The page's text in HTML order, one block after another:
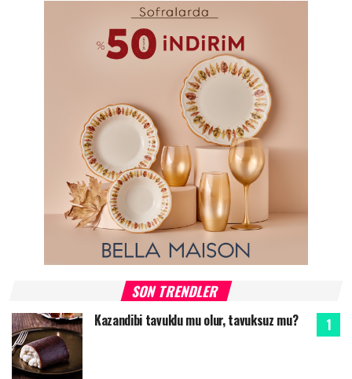
SON TRENDLER
Kazandibi tavuklu mu olur, tavuksuz mu?